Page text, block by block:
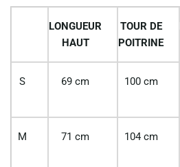
LONGUEUR
HAUT
TOUR DE
POITRINE
S 69 cm 100 cm
M 71 cm 104 cm